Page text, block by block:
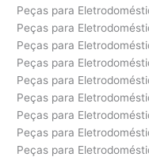
Peças para
Peças para
Peças para
Peças para
Peças para
Peças para
Peças para
Peças para
Peças para